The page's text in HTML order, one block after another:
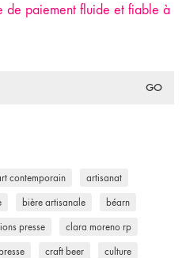
de paiement fluide et fiable à
contemporain artisanat
bière artisanale béarn
presse clara moreno rp
craft beer culture